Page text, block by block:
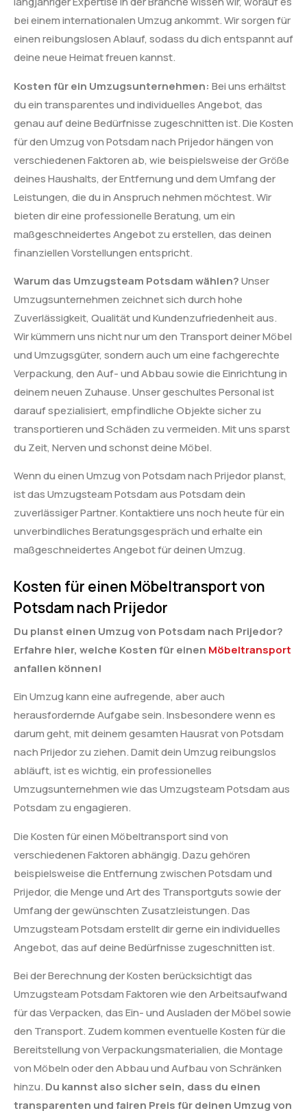
bei einem internationalen Umzug ankommt. Wir sorgen für
einen reibungslosen Ablauf, sodass du dich entspannt auf
deine neue Heimat freuen kannst.
Kosten für ein Umzugsunternehmen: Bei uns erhältst
du ein transparentes und individuelles Angebot, das
genau auf deine Bedürfnisse zugeschnitten ist. Die Kosten
für den Umzug von Potsdam nach Prijedor hängen von
verschiedenen Faktoren ab, wie beispielsweise der Größe
deines Haushalts, der Entfernung und dem Umfang der
Leistungen, die du in Anspruch nehmen möchtest. Wir
bieten dir eine professionelle Beratung, um ein
maßgeschneidertes Angebot zu erstellen, das deinen
finanziellen Vorstellungen entspricht.
Warum das Umzugsteam Potsdam wählen?Unser
Umzugsunternehmen zeichnet sich durch hohe
Zuverlässigkeit, Qualität und Kundenzufriedenheit aus.
Wir kümmern uns nicht nur um den Transport deiner Möbel
und Umzugsgüter, sondern auch um eine fachgerechte
Verpackung, den Auf- und Abbau sowie die Einrichtung in
deinem neuen Zuhause. Unser geschultes Personal ist
darauf spezialisiert, empfindliche Objekte sicher zu
transportieren und Schäden zu vermeiden. Mit uns sparst
du Zeit, Nerven und schonst deine Möbel.
Wenn du einen Umzug von Potsdam nach Prijedor planst,
ist das Umzugsteam Potsdam aus Potsdam dein
zuverlässiger Partner. Kontaktiere uns noch heute für ein
unverbindliches Beratungsgespräch und erhalte ein
maßgeschneidertes Angebot für deinen Umzug.
Kosten für einen Möbeltransport von
Potsdam nach Prijedor
Du planst einen Umzug von Potsdam nach Prijedor?
Erfahre hier, welche Kosten für einen Möbeltransport
anfallen können!
Ein Umzug kann eine aufregende, aber auch
herausfordernde Aufgabe sein. Insbesondere wenn es
darum geht, mit deinem gesamten Hausrat von Potsdam
nach Prijedor zu ziehen. Damit dein Umzug reibungslos
abläuft, ist es wichtig, ein professionelles
Umzugsunternehmen wie das Umzugsteam Potsdam aus
Potsdam zu engagieren.
Die Kosten für einen Möbeltransport sind von
verschiedenen Faktoren abhängig. Dazu gehören
beispielsweise die Entfernung zwischen Potsdam und
Prijedor, die Menge und Art des Transportguts sowie der
Umfang der gewünschten Zusatzleistungen. Das
Umzugsteam Potsdam erstellt dir gerne ein individuelles
Angebot, das auf deine Bedürfnisse zugeschnitten ist.
Bei der Berechnung der Kosten berücksichtigt das
Umzugsteam Potsdam Faktoren wie den Arbeitsaufwand
für das Verpacken, das Ein- und Ausladen der Möbel sowie
den Transport. Zudem kommen eventuelle Kosten für die
Bereitstellung von Verpackungsmaterialien, die Montage
von Möbeln oder den Abbau und Aufbau von Schränken
hinzu. Du kannst also sicher sein, dass du einen
transparenten und fairen Preis für deinen Umzug von